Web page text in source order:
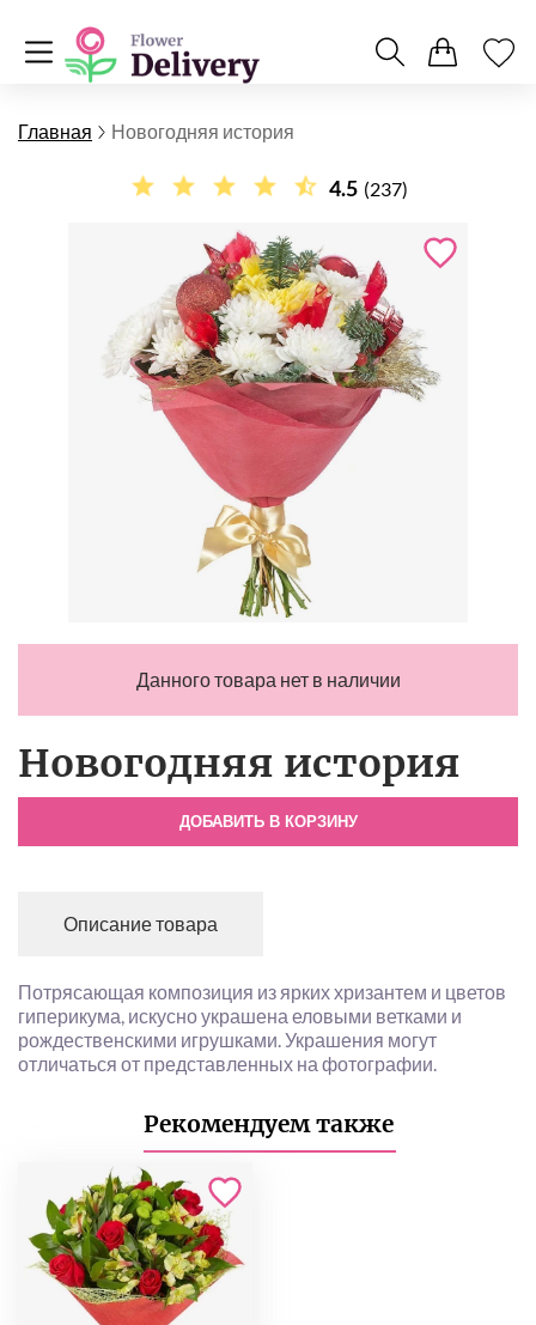
Главная Новогодняя история
4.5 (237)
Данного товара нет в наличии
Новогодняя история
ДОБАВИТЬ В КОРЗИНУ
Описание товара
Потрясающая композиция из ярких хризантем и цветов
гиперикума, искусно украшена еловыми ветками и
рождественскими игрушками. Украшения могут
отличаться от представленных на фотографии.
Рекомендуем также